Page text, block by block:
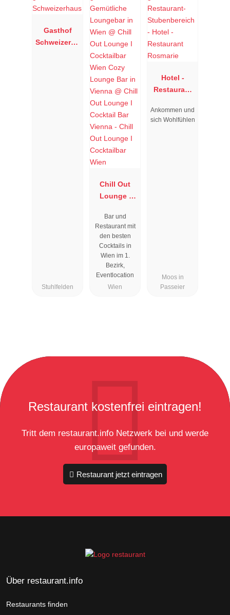
Gasthof
Schweizerha
Stuhlfelden
Chill Out
Lounge I
Wien
Bar und
Restaurant mit
den besten
Cocktails in
Wien im 1.
Bezirk,
Eventlocation
Wien
Hotel -
Restaurant
Ankommen und
sich Wohlfühlen
Moos in
Passeier
Restaurant kostenfrei eintragen!
Tritt dem restaurant.info Netzwerk bei und werde
europaweit gefunden.
Restaurant jetzt eintragen
Über restaurant.info
Restaurants finden